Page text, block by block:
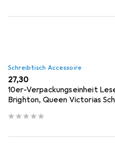
Schreibtisch Accessoire
EUR
27,30
10er-Verpackungseinheit
Brighton, Queen Victorias